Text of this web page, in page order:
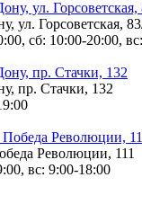
ул. Горсоветская,
сб: 10:00-20:00,
пр. Стачки, 132
Революции, 111
вс: 9:00-18:00